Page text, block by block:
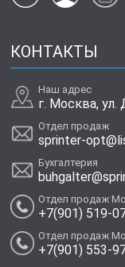
КОНТАКТЫ
Наш адрес
г. Москва, ул.
Отдел продаж
sprinter-
Бухгалтерия
Отдел продаж
+7(901) 519-
Отдел продаж
+7(901) 553-